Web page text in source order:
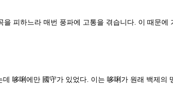
피하느라 매번 풍파에 고통을 겪습니다. 이 때문
哆唎에만 國守가 있었다. 이는 哆唎가 원래 백제